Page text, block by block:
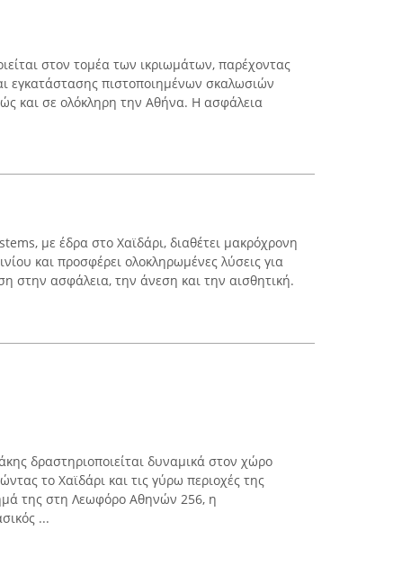
στον τομέα των ικριωμάτων, παρέχοντας
εγκατάστασης πιστοποιημένων σκαλωσιών
και σε ολόκληρη την Αθήνα. Η ασφάλεια
με έδρα στο Χαϊδάρι, διαθέτει μακρόχρονη
και προσφέρει ολοκληρωμένες λύσεις για
στην ασφάλεια, την άνεση και την αισθητική.
δραστηριοποιείται δυναμικά στον χώρο
το Χαϊδάρι και τις γύρω περιοχές της
της στη Λεωφόρο Αθηνών 256, η
...